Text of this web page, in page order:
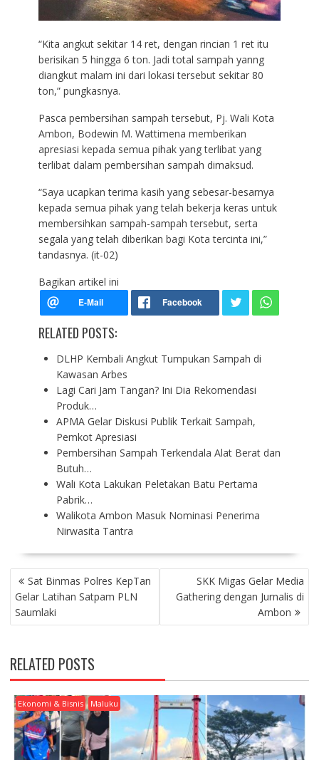
“Kita angkut sekitar 14 ret, dengan rincian 1 ret itu
berisikan 5 hingga 6 ton. Jadi total sampah yanng
diangkut malam ini dari lokasi tersebut sekitar 80
ton,” pungkasnya.
Pasca pembersihan sampah tersebut, Pj. Wali Kota
Ambon, Bodewin M. Wattimena memberikan
apresiasi kepada semua pihak yang terlibat yang
terlibat dalam pembersihan sampah dimaksud.
“Saya ucapkan terima kasih yang sebesar-besarnya
kepada semua pihak yang telah bekerja keras untuk
membersihkan sampah-sampah tersebut, serta
segala yang telah diberikan bagi Kota tercinta ini,”
tandasnya. (it-02)
Bagikan artikel ini
RELATED POSTS:
DLHP Kembali Angkut Tumpukan Sampah di
Kawasan Arbes
Lagi Cari Jam Tangan? Ini Dia Rekomendasi
Produk…
APMA Gelar Diskusi Publik Terkait Sampah,
Pemkot Apresiasi
Pembersihan Sampah Terkendala Alat Berat dan
Butuh…
Wali Kota Lakukan Peletakan Batu Pertama
Pabrik…
Walikota Ambon Masuk Nominasi Penerima
Nirwasita Tantra
P
O
S
T
A
V
I
G
A
T
Sat Binmas Polres KepTan
Gelar Latihan Satpam PLN
Saumlaki
SKK Migas Gelar Media
Gathering dengan Jurnalis di
Ambon
RELATED POSTS
Ekonomi & Bisnis Maluku